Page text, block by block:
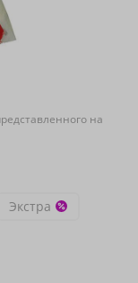
на
Экстра